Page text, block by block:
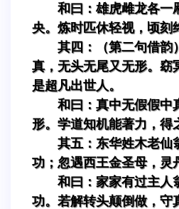
和曰：雄虎雌龙各一
央。炼时匹休轻视，顷刻
其四：（第二句借韵
真，无头无尾又无形。窈
是超凡出世人。
和曰：真中无假假中
形。学道知机能著力，得
其五：东华姓木老仙
功；忽遇西王金圣母，灵
和曰：家家有过主人
功。若解转头颠倒做，守